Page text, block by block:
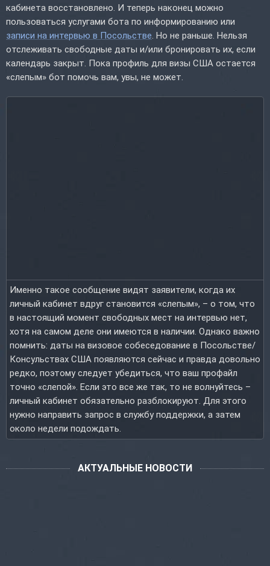
кабинета восстановлено. И теперь наконец можно
пользоваться услугами бота по информированию или
записи на интервью в Посольстве . Но не раньше. Нельзя
отслеживать свободные даты и/или бронировать их, если
календарь закрыт. Пока профиль для визы США остается
«слепым» бот помочь вам, увы, не может.
Именно такое сообщение видят заявители, когда их
личный кабинет вдруг становится «слепым», – о том, что
в настоящий момент свободных мест на интервью нет,
хотя на самом деле они имеются в наличии. Однако важно
помнить: даты на визовое собеседование в Посольстве/
Консульствах США появляются сейчас и правда довольно
редко, поэтому следует убедиться, что ваш профайл
точно «слепой». Если это все же так, то не волнуйтесь –
личный кабинет обязательно разблокируют. Для этого
нужно направить запрос в службу поддержки, а затем
около недели подождать.
АКТУАЛЬНЫЕ НОВОСТИ